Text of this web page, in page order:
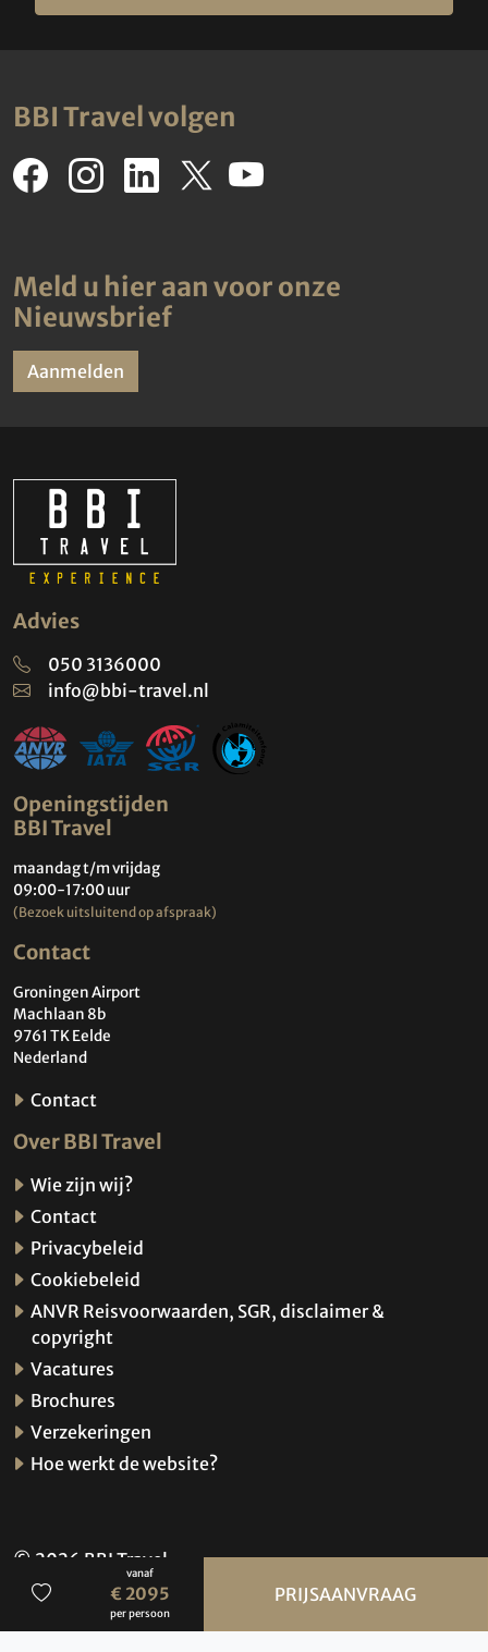
vanaf
€ 2095
per persoon
PRIJSAANVRAAG
BBI Travel volgen
Meld u hier aan voor onze
Nieuwsbrief
Aanmelden
Advies
050 3136000
info@bbi-travel.nl
Openingstijden
BBI Travel
maandag t/m vrijdag
09:00-17:00 uur
(Bezoek uitsluitend op afspraak)
Contact
Groningen Airport
Machlaan 8b
9761 TK Eelde
Nederland
Contact
Over BBI Travel
Wie zijn wij?
Contact
Privacybeleid
Cookiebeleid
ANVR Reisvoorwaarden, SGR, disclaimer &
copyright
Vacatures
Brochures
Verzekeringen
Hoe werkt de website?
© 2026 BBI Travel
Privacybeleid